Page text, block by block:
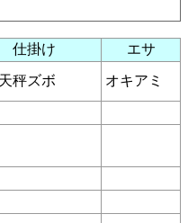
仕掛け エサ
秤ズボ オキアミ